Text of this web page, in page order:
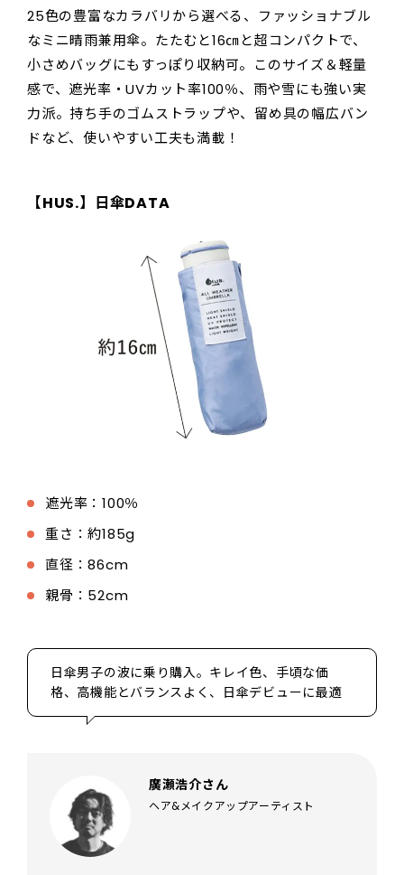
25色の豊富なカラバリから選べる、ファッショナブル
なミニ晴雨兼用傘。たたむと16㎝と超コンパクトで、
小さめバッグにもすっぽり収納可。このサイズ＆軽量
感で、遮光率・UVカット率100％、雨や雪にも強い実
力派。持ち手のゴムストラップや、留め具の幅広バン
ドなど、使いやすい工夫も満載！
【HUS.】日傘DATA
遮光率：100％
重さ：約185g
直径：86cm
親骨：52cm
日傘男子の波に乗り購入。キレイ色、手頃な価
格、高機能とバランスよく、日傘デビューに最適
廣瀬浩介さん
ヘア&メイクアップアーティスト